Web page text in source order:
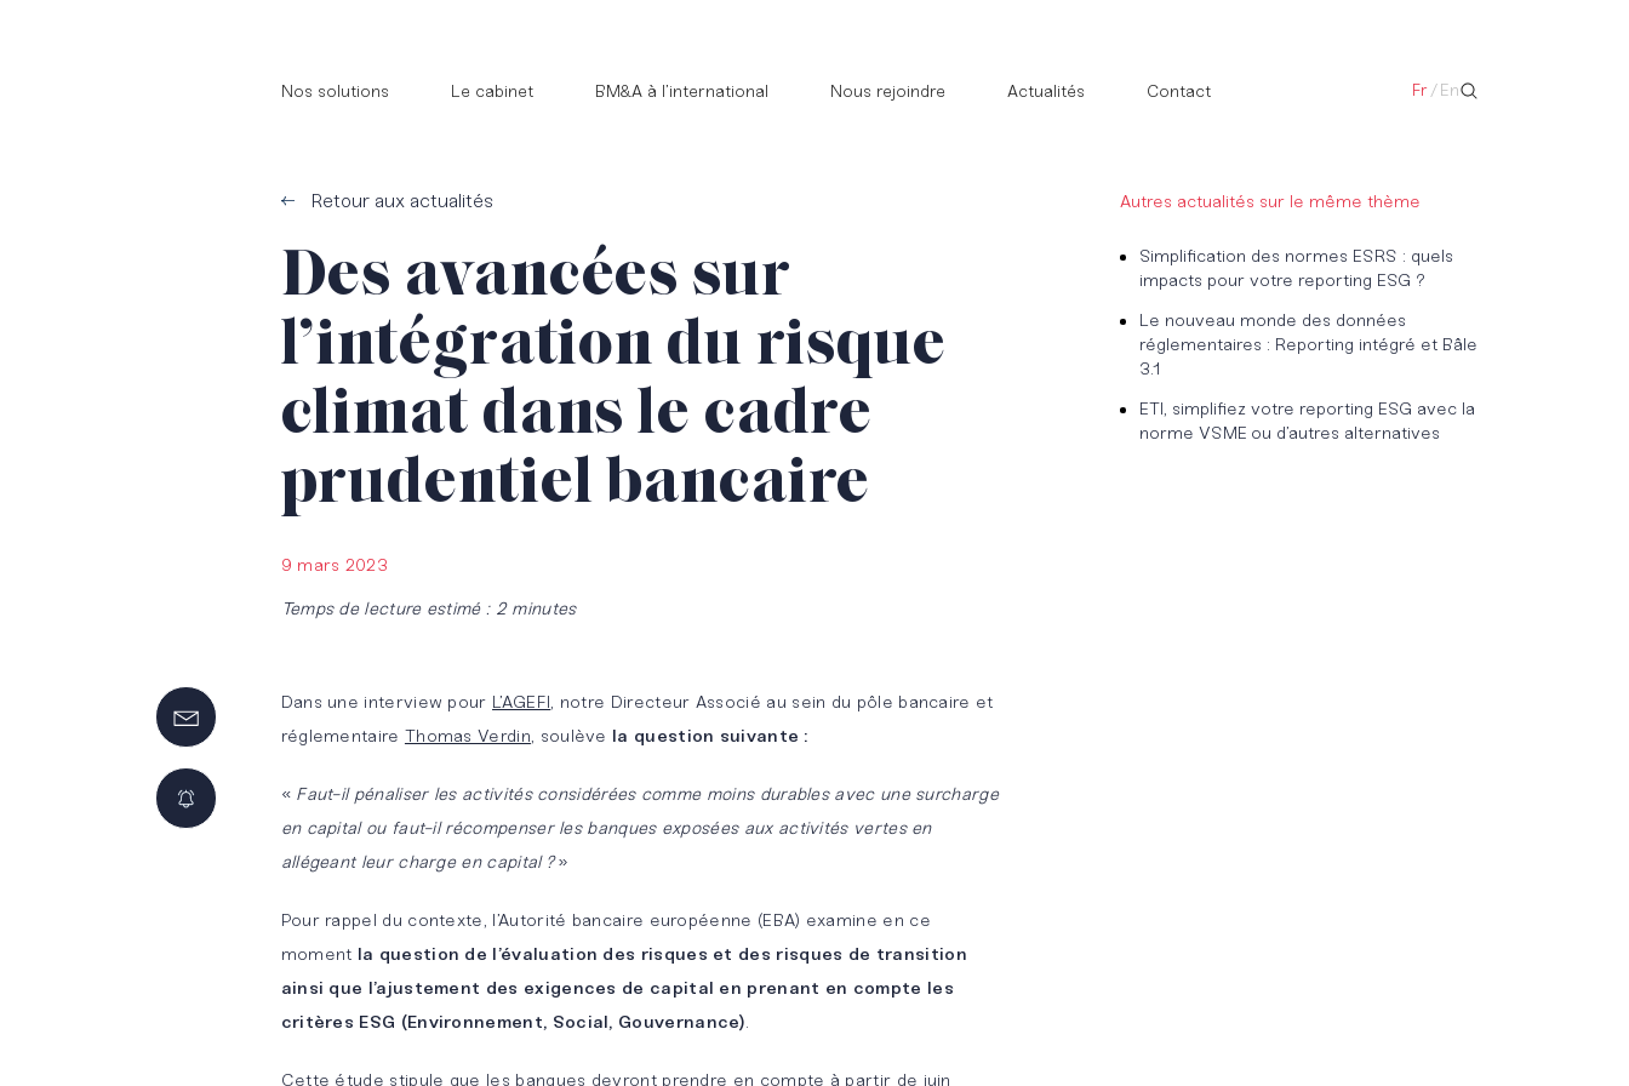
Nos solutions Le cabinet BM&A à l’international Nous rejoindre Actualités Contact Fr / En
Audit légal
et
contractuel
opérationnels
Développement
Banque &
Assurance
Up &
Scale-
BM&A
Touch
BM&A
Candidature
spontanée
Retour aux actualités
Des avancées sur
l’intégration du risque
climat dans le cadre
prudentiel bancaire
9 mars 2023
Temps de lecture estimé : 2 minutes
Dans une interview pour L’AGEFI, notre Directeur Associé au sein du pôle bancaire et
réglementaire Thomas Verdin, soulève la question suivante :
« Faut-il pénaliser les activités considérées comme moins durables avec une surcharge
en capital ou faut-il récompenser les banques exposées aux activités vertes en
allégeant leur charge en capital ?»
Pour rappel du contexte, l’Autorité bancaire européenne (EBA) examine en ce
moment la question de l’évaluation des risques et des risques de transition
ainsi que l’ajustement des exigences de capital en prenant en compte les
critères ESG (Environnement, Social, Gouvernance).
Cette étude stipule que les banques devront prendre en compte à partir de juin
Autres actualités sur le même thème
Simplification des normes ESRS : quels
impacts pour votre reporting ESG ?
Le nouveau monde des données
réglementaires : Reporting intégré et Bâle
3.1
ETI, simplifiez votre reporting ESG avec la
norme VSME ou d’autres alternatives